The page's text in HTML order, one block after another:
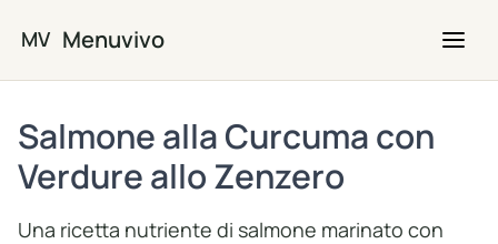
MV Menuvivo
Salmone alla Curcuma con
Verdure allo Zenzero
Una ricetta nutriente di salmone marinato con